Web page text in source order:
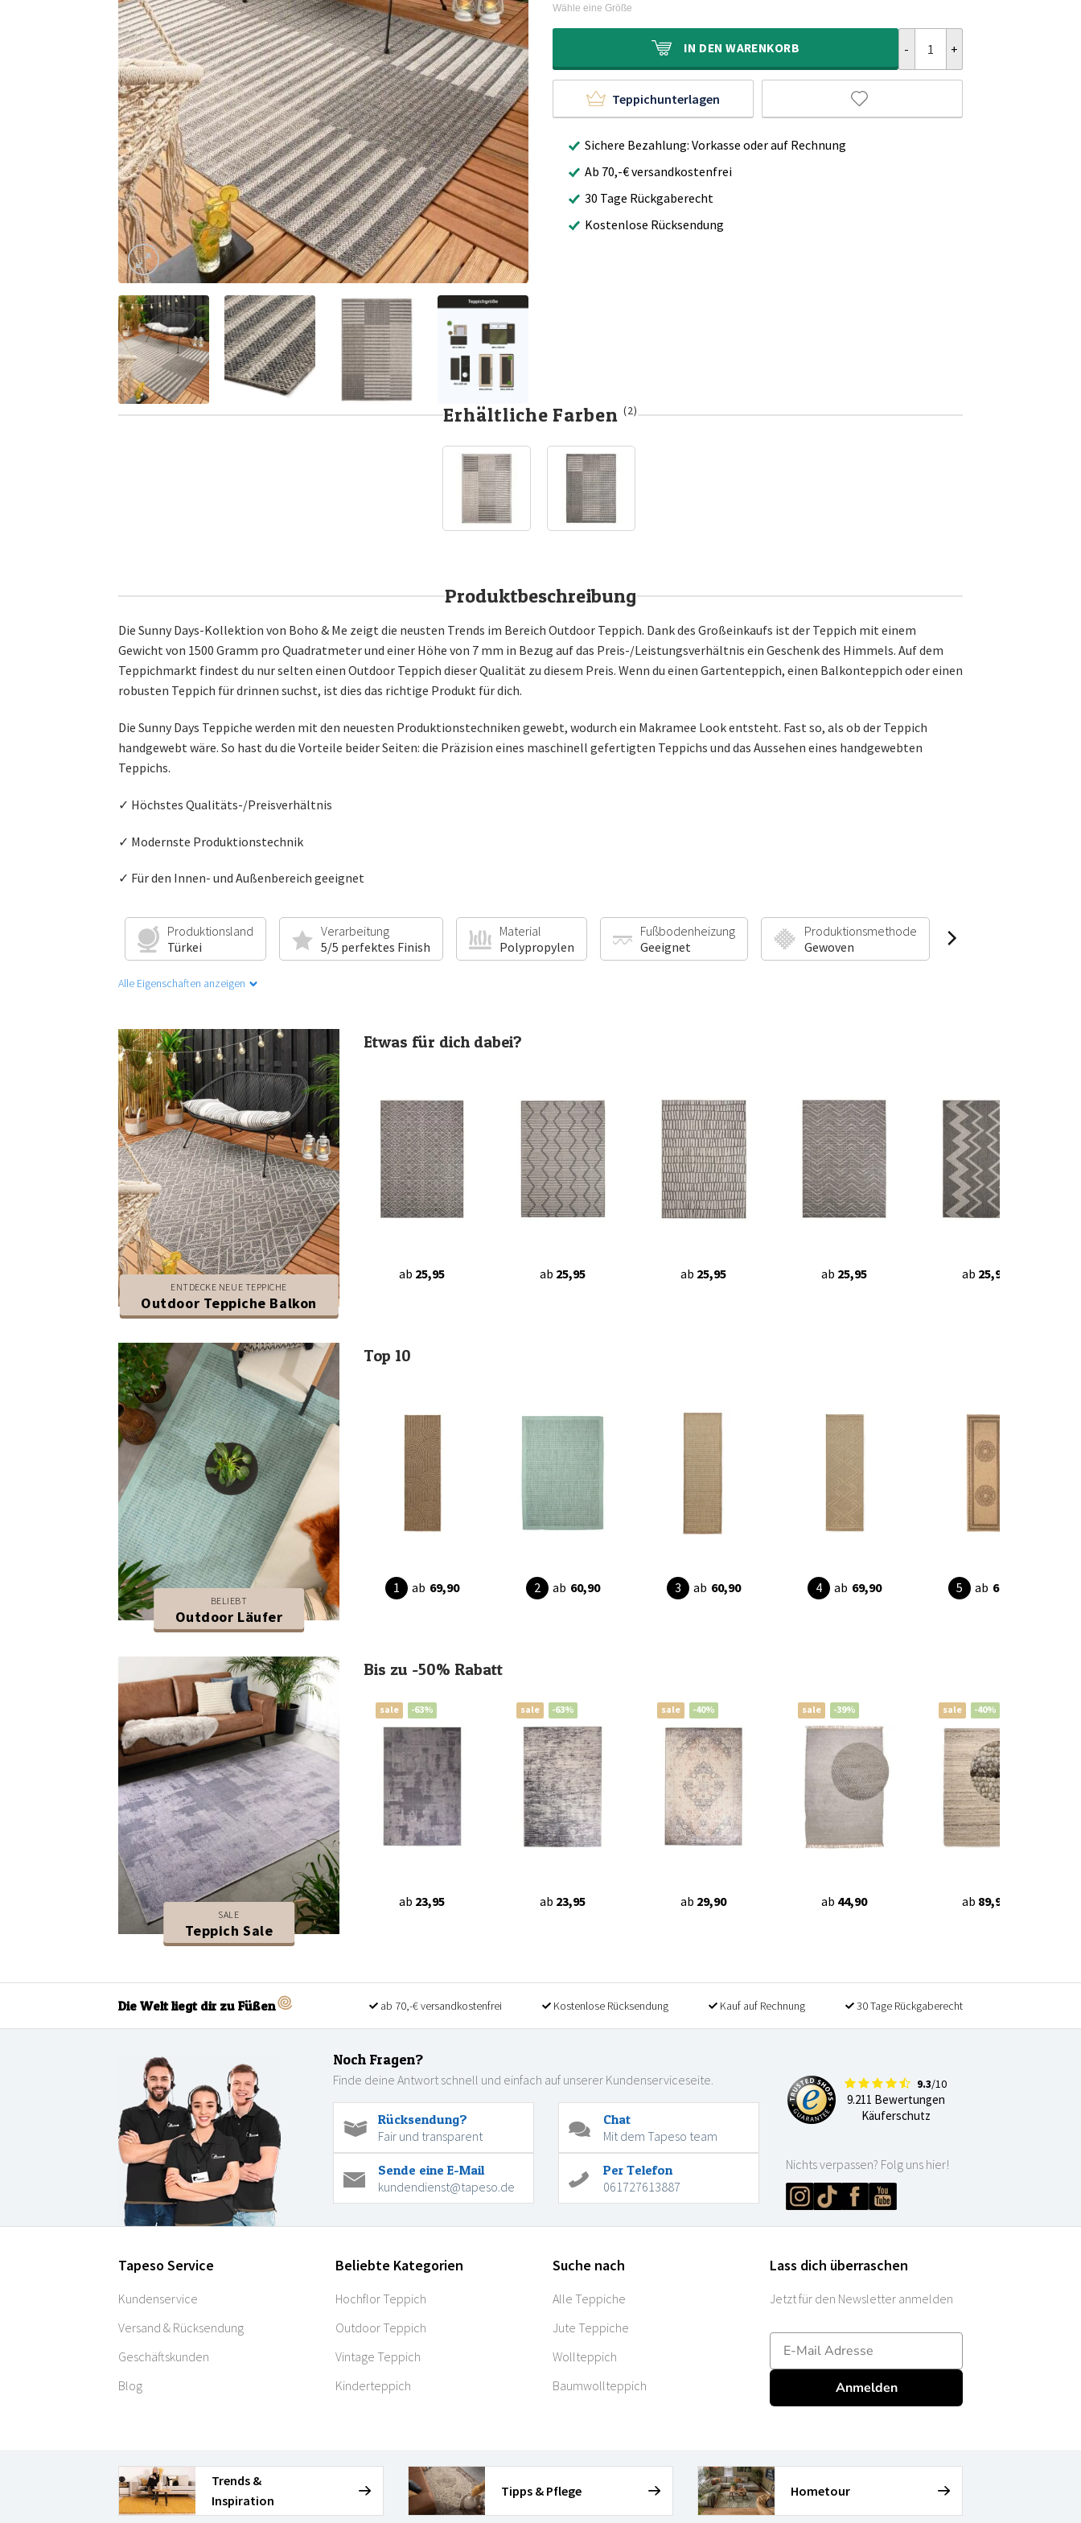
70,00€
25,95€.
Wähle eine Größe
IN DEN WARENKORB
Teppichunterlagen
Sichere Bezahlung: Vorkasse oder auf Rechnung
Ab 70,-€ versandkostenfrei
30 Tage Rückgaberecht
Kostenlose Rücksendung
Erhältliche Farben(2)
Produktbeschreibung
Die Sunny Days-Kollektion von Boho & Me zeigt die neusten Trends im Bereich Outdoor Teppich. Dank des Großeinkaufs ist der Teppich mit einem
Gewicht von 1500 Gramm pro Quadratmeter und einer Höhe von 7 mm in Bezug auf das Preis-/Leistungsverhältnis ein Geschenk des Himmels. Auf dem
Teppichmarkt findest du nur selten einen Outdoor Teppich dieser Qualität zu diesem Preis. Wenn du einen Gartenteppich, einen Balkonteppich oder einen
robusten Teppich für drinnen suchst, ist dies das richtige Produkt für dich.
Die Sunny Days Teppiche werden mit den neuesten Produktionstechniken gewebt, wodurch ein Makramee Look entsteht. Fast so, als ob der Teppich
handgewebt wäre. So hast du die Vorteile beider Seiten: die Präzision eines maschinell gefertigten Teppichs und das Aussehen eines handgewebten
Teppichs.
✓ Höchstes Qualitäts-/Preisverhältnis
✓ Modernste Produktionstechnik
✓ Für den Innen- und Außenbereich geeignet
Produktionsland
Türkei
Verarbeitung
5/5 perfektes Finish
Material
Polypropylen
Fußbodenheizung
Geeignet
Produktionsmethode
Gewoven
Alle Eigenschaften anzeigen
ENTDECKE NEUE TEPPICHE
Outdoor Teppiche Balkon
Etwas für dich dabei?
ab 25,95 ab 25,95 ab 25,95 ab 25,95 ab 25,95
BELIEBT
Outdoor Läufer
Top 10
ab 69,90 ab 60,90 ab 60,90 ab 69,90 ab 69,90
SALE
Teppich Sale
Bis zu -50% Rabatt
sale -63%
ab 23,95
sale -63%
ab 23,95
sale -40%
ab 29,90
sale -39%
ab 44,90
sale -40%
ab 89,90
Die Welt liegt dir zu Füßen ab 70,-€ versandkostenfrei Kostenlose Rücksendung Kauf auf Rechnung 30 Tage Rückgaberecht
Noch Fragen?
Finde deine Antwort schnell und einfach auf unserer Kundenserviceseite.
Rücksendung?
Fair und transparent
Chat
Mit dem Tapeso team
Sende eine E-Mail
kundendienst@tapeso.de
Per Telefon
061727613887
9.3/10
9.211 Bewertungen
Käuferschutz
Nichts verpassen? Folg uns hier!
Tapeso Service
Kundenservice
Versand & Rücksendung
Geschäftskunden
Blog
Beliebte Kategorien
Hochflor Teppich
Outdoor Teppich
Vintage Teppich
Kinderteppich
Suche nach
Alle Teppiche
Jute Teppiche
Wollteppich
Baumwollteppich
Lass dich überraschen
Jetzt für den Newsletter anmelden
E-mailadres
Anmelden
Trends &
Inspiration
Tipps & Pflege Hometour